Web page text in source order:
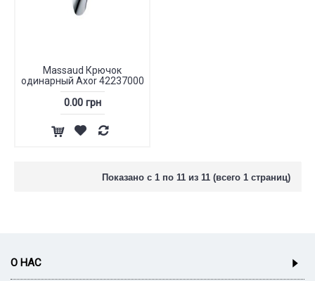
Massaud Крючок
одинарный Axor 42237000
0.00 грн
Показано с 1 по 11 из 11 (всего 1 страниц)
О НАС